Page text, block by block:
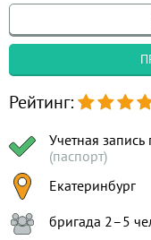
Рейтинг:
Учетная
(паспорт)
Екатеринбург
бригада 2–5